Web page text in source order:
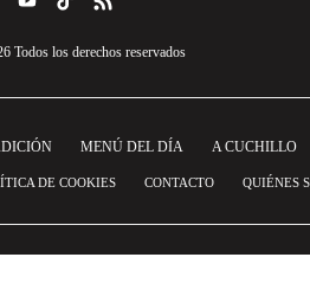
los derechos reservados
MENÚ DEL DÍA A CUCHILLO
DE COOKIES CONTACTO QUIÉNES